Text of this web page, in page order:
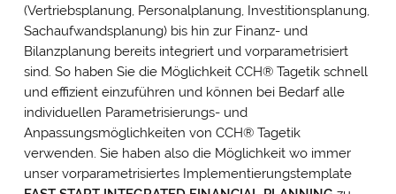
(Vertriebsplanung, Personalplanung, Investitionsplanung,
Sachaufwandsplanung) bis hin zur Finanz- und
Bilanzplanung bereits integriert und vorparametrisiert
sind. So haben Sie die Möglichkeit CCH®Tagetik schnell
und effizient einzuführen und können bei Bedarf alle
individuellen Parametrisierungs- und
Anpassungsmöglichkeiten von CCH®Tagetik
verwenden. Sie haben also die Möglichkeit wo immer
unser vorparametrisiertes Implementierungstemplate